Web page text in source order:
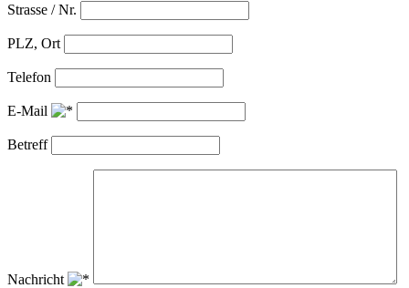
Strasse / Nr.
PLZ, Ort
Telefon
E-Mail
Betreff
Nachricht